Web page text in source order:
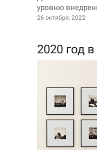
уровню
26 октября, 2022
2020 год